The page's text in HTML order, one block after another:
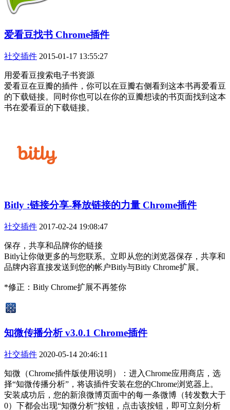
爱看豆找书 Chrome插件
社交插件 2015-01-17 13:55:27
用爱看豆搜索电子书资源
爱看豆在豆瓣的插件，你可以在豆瓣右侧看到这本书再爱看豆
的下载链接。同时你也可以在你的豆瓣想读的书页面找到这本
书在爱看豆的下载链接。
Bitly :链接分享-释放链接的力量 Chrome插件
社交插件 2017-02-24 19:08:47
保存，共享和品牌你的链接
Bitly让你做更多的与您联系。立即从您的浏览器保存，共享和
品牌内容直接发送到您的帐户Bitly与Bitly Chrome扩展。
*修正：Bitly Chrome扩展不再签你
知微传播分析 v3.0.1 Chrome插件
社交插件 2020-05-14 20:46:11
知微（Chrome插件版使用说明）：进入Chrome应用商店，选
择“知微传播分析”，将该插件安装在您的Chrome浏览器上。
安装成功后，您的新浪微博页面中的每一条微博（转发数大于
0）下都会出现“知微分析”按钮，点击该按钮，即可立刻分析